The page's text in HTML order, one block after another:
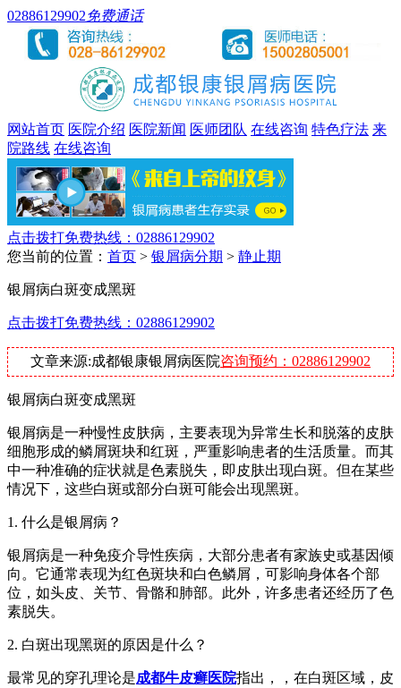
02886129902免费通话
网站首页 医院介绍 医院新闻 医师团队 在线咨询 特色疗法 来
院路线 在线咨询
点击拨打免费热线：02886129902
您当前的位置： 首页 > 银屑病分期 > 静止期
银屑病白斑变成黑斑
点击拨打免费热线：02886129902
文章来源:成都银康银屑病医院咨询预约：02886129902
银屑病白斑变成黑斑
银屑病是一种慢性皮肤病，主要表现为异常生长和脱落的皮肤
细胞形成的鳞屑斑块和红斑，严重影响患者的生活质量。而其
中一种准确的症状就是色素脱失，即皮肤出现白斑。但在某些
情况下，这些白斑或部分白斑可能会出现黑斑。
1. 什么是银屑病？
银屑病是一种免疫介导性疾病，大部分患者有家族史或基因倾
向。它通常表现为红色斑块和白色鳞屑，可影响身体各个部
位，如头皮、关节、骨骼和肺部。此外，许多患者还经历了色
素脱失。
2. 白斑出现黑斑的原因是什么？
最常见的穿孔理论是成都牛皮癣医院指出，，在白斑区域，皮